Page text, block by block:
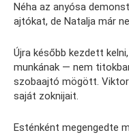
Néha az anyósa
ajtókat, de Natalja már
Újra később kezdett
munkának — nem
szobaajtó mögött.
saját zoknijait.
Esténként megengedte